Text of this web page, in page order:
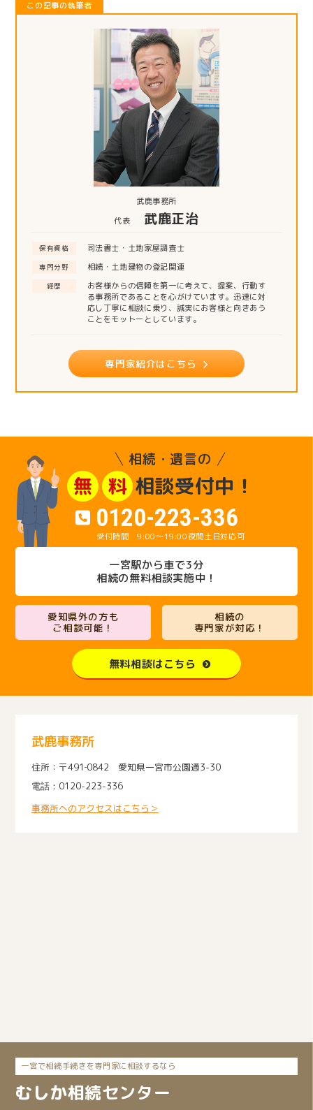
この記事の執筆者
武鹿事務所
代表
武鹿正治
保有資格 司法書士・土地家屋調査士
専門分野 相続・土地建物の登記関連
経歴
お客様からの信頼を第一に考えて、提案、行動す
る事務所であることを心がけています。迅速に対
応し丁寧に相談に乗り、誠実にお客様と向きあう
ことをモットーとしています。
専門家紹介はこちら
相続・遺言の
無 料 相談受付中！
0120-223-336
9:00～19:00夜間土日対応可
一宮駅から車で3分
相続の無料相談実施中！
愛知県外の方も
ご相談可能！
相続の
専門家が対応！
無料相談はこちら
武鹿事務所
〒491‐0842 愛知県一宮市公園通3-30
0120-223-336
事務所へのアクセスはこちら＞
一宮で相続手続きを専門家に相談するなら
むしか相続センター